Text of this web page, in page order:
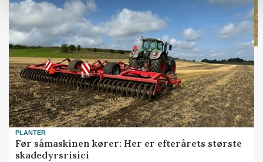
PLANTER
Før såmaskinen kører: Her er efterårets største
skadedyrsrisici